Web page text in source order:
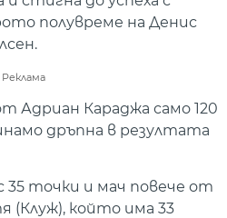
полувреме на Денис
Реклама
Адриан Караджа само 120
дръпна в резултата
35 точки и мач повече от
(Клуж), който има 33